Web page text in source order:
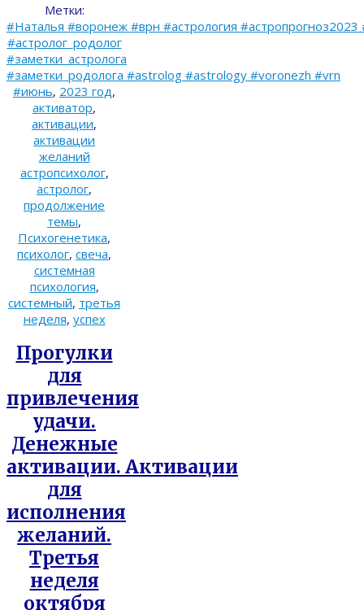
Метки:
#Наталья #воронеж #врн #астрология #астропрогноз2023
#астролог_родолог
#заметки_астролога
#заметки_родолога #astrolog #astrology #voronezh #vrn
#июнь, 2023 год,
активатор,
активации,
активации
желаний
астропсихолог,
астролог,
продолжение
темы,
Психогенетика,
психолог, свеча,
системная
психология,
системный, третья
неделя, успех
Прогулки
для
привлечения
удачи.
Денежные
активации. Активации
для
исполнения
желаний.
Третья
неделя
октября